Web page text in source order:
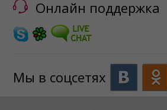
Онлайн поддержка
Мы в соцсетях